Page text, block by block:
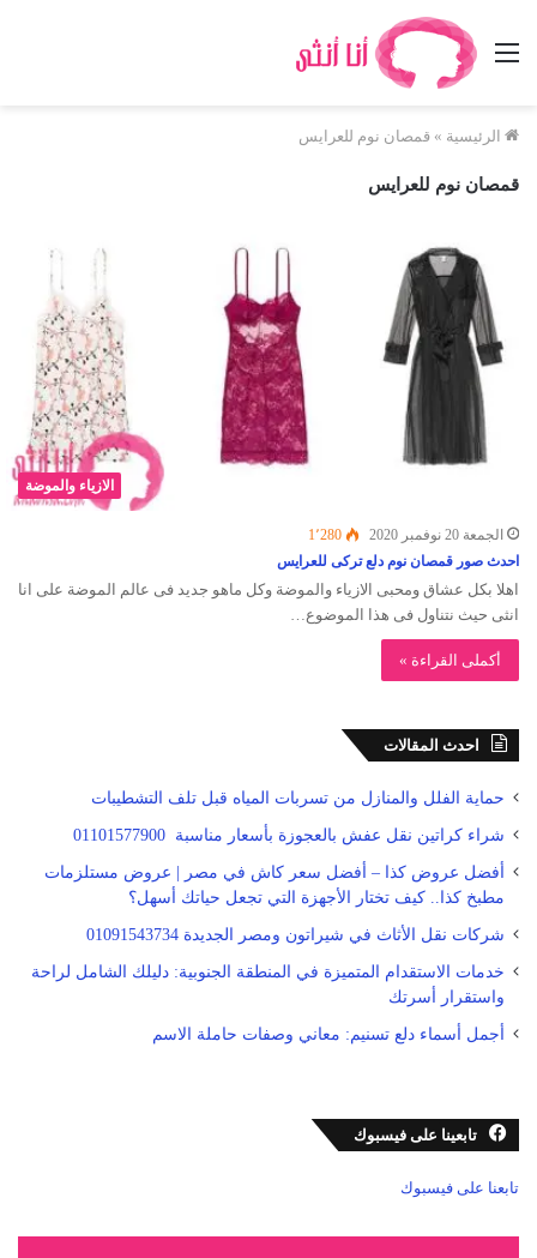
القائمة
الرئيسية » قمصان نوم للعرايس
قمصان نوم للعرايس
الازياء والموضة
الجمعة 20 نوفمبر 2020
1٬280
احدث صور قمصان نوم دلع تركى للعرايس
اهلا بكل عشاق ومحبى الازياء والموضة وكل ماهو جديد فى عالم الموضة على انا
انثى حيث نتناول فى هذا الموضوع…
أكملى القراءة »
احدث المقالات
حماية الفلل والمنازل من تسربات المياه قبل تلف التشطيبات
شراء كراتين نقل عفش بالعجوزة بأسعار مناسبة 01101577900
أفضل عروض كذا – أفضل سعر كاش في مصر | عروض مستلزمات
مطبخ كذا.. كيف تختار الأجهزة التي تجعل حياتك أسهل؟
شركات نقل الأثاث في شيراتون ومصر الجديدة 01091543734
خدمات الاستقدام المتميزة في المنطقة الجنوبية: دليلك الشامل لراحة
واستقرار أسرتك
أجمل أسماء دلع تسنيم: معاني وصفات حاملة الاسم
تابعينا على فيسبوك
تابعنا على فيسبوك